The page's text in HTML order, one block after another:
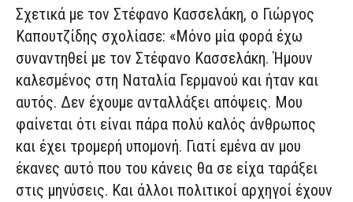
Σχετικά με τον Στέφανο Κασσελάκη, ο Γιώργος
Καπουτζίδης σχολίασε: «Μόνο μία φορά έχω
συναντηθεί με τον Στέφανο Κασσελάκη. Ήμουν
καλεσμένος στη Ναταλία Γερμανού και ήταν και
αυτός. Δεν έχουμε ανταλλάξει απόψεις. Μου
φαίνεται ότι είναι πάρα πολύ καλός άνθρωπος
και έχει τρομερή υπομονή. Γιατί εμένα αν μου
έκανες αυτό που του κάνεις θα σε είχα ταράξει
στις μηνύσεις. Και άλλοι πολιτικοί αρχηγοί έχουν